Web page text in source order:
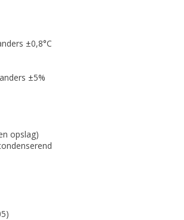
±0,8°C
±5%
opslag)